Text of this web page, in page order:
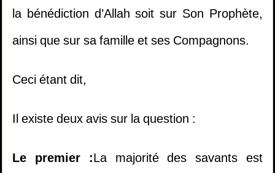
la bénédiction d’Allah soit sur Son Prophète,
ainsi que sur sa famille et ses Compagnons.
Ceci étant dit,
Il existe deux avis sur la question :
Le premier :La majorité des savants est